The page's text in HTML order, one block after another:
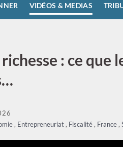
VIDÉOS & MEDIAS
: ce que
, Entrepreneuriat , Fiscalité , France ,